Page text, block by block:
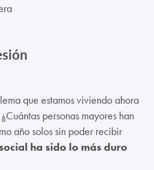
que estamos viviendo ahora
personas mayores han
año solos sin poder recibir
ha sido lo más duro